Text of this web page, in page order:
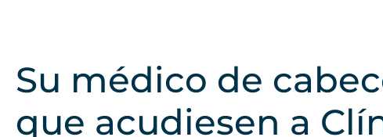
Su médico de
que acudiesen a